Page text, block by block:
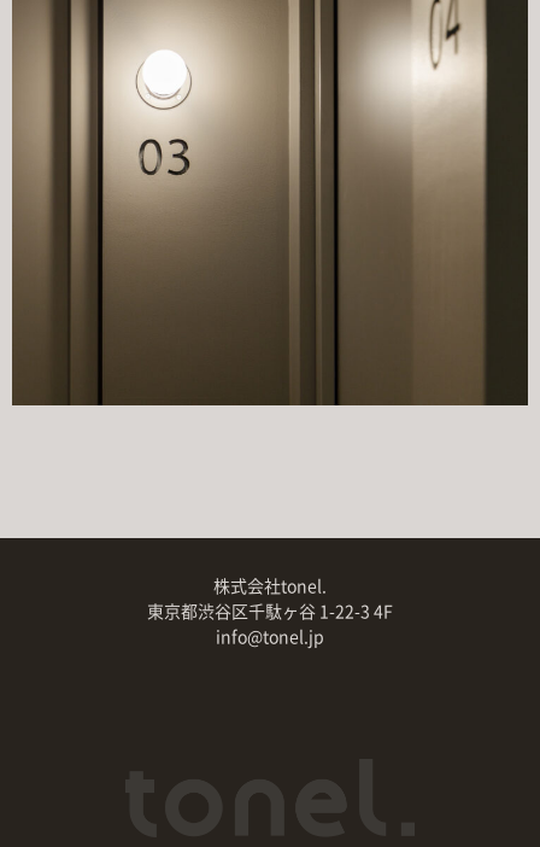
株式会社tonel.
東京都渋谷区千駄ヶ谷 1-22-3 4F
info@tonel.jp